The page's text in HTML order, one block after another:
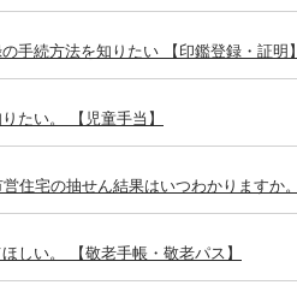
手続方法を知りたい 【印鑑登録・証明】
たい。 【児童手当】
住宅の抽せん結果はいつわかりますか。
しい。 【敬老手帳・敬老パス】